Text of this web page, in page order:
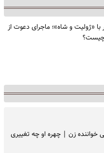
«ژولیت و شاه»؛ ماجرای دعوت از
چیست؟
میلیارد تومانی خواننده زن | چهره او چه تغییری